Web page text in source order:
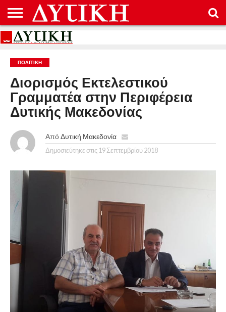
ΑΡΧΙΚΉ
ΕΠΙΚΟΙΝΩΝΊΑ
ΌΡΟΙ
ΠΡΟΣΤΑΣΊΑ
ΔΕΔΟΜΈΝΩΝ
ΠΟΛΙΤΙΚΉ
Διορισμός Εκτελεστικού
Γραμματέα στην Περιφέρεια
Δυτικής Μακεδονίας
Από Δυτική Μακεδονία
Δημοσιεύτηκε στις 19 Σεπτεμβρίου 2018